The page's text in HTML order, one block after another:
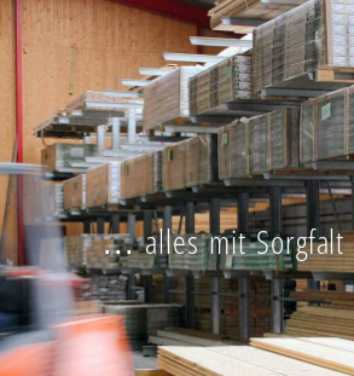
... alles mit Sorgfalt